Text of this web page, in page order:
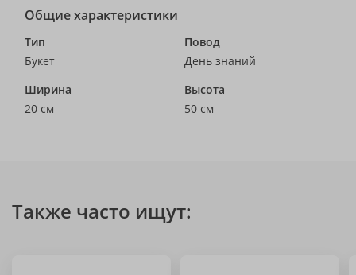
Общие характеристики
Тип
Букет
Повод
День знаний
Ширина
20 см
Высота
50 см
Также часто ищут: